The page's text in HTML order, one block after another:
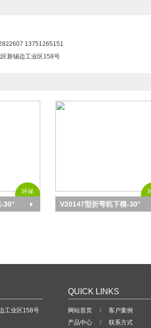
13751265151
新锡边工业区158号
环保
30° V20147型折弯机下模-30°
工业区158号
QUICK LINKS
网站首页 /
客户案例
产品中心
/ 联系方式